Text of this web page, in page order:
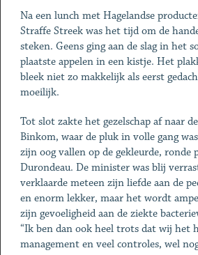
Na een lunch met Hagelandse
Straffe Streek was het tijd om de
steken. Geens ging aan de slag in het
plaatste appelen in een kistje. Het
bleek niet zo makkelijk als eerst
moeilijk.
Tot slot zakte het gezelschap af naar
Binkom, waar de pluk in volle gang
zijn oog vallen op de gekleurde, ronde
Durondeau. De minister was blij
verklaarde meteen zijn liefde aan de
en enorm lekker, maar het wordt
zijn gevoeligheid aan de ziekte
“Ik ben dan ook heel trots dat wij het
management en veel controles, wel